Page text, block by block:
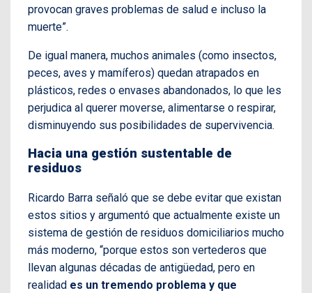
provocan graves problemas de salud e incluso la
muerte”.
De igual manera, muchos animales (como insectos,
peces, aves y mamíferos) quedan atrapados en
plásticos, redes o envases abandonados, lo que les
perjudica al querer moverse, alimentarse o respirar,
disminuyendo sus posibilidades de supervivencia.
Hacia una gestión sustentable de
residuos
Ricardo Barra señaló que se debe evitar que existan
estos sitios y argumentó que actualmente existe un
sistema de gestión de residuos domiciliarios mucho
más moderno, “porque estos son vertederos que
llevan algunas décadas de antigüedad, pero en
realidad es un tremendo problema y que